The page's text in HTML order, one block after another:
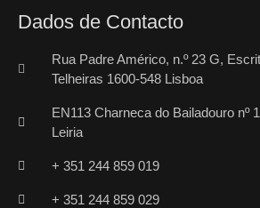
Dados de Contacto
Rua Padre Américo, n.º 23 G,
Telheiras 1600-548 Lisboa
EN113 Charneca do Bailadouro nº
Leiria
+ 351 244 859 019
+ 351 244 859 029